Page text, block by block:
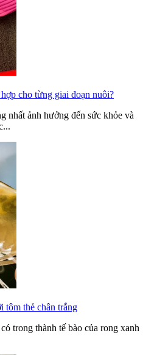
cho từng giai đoạn nuôi?
nhất ảnh hưởng đến sức khỏe và
tôm thẻ chân trắng
trong thành tế bào của rong xanh